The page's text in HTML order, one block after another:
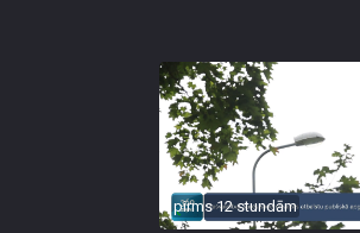
pirms 12 stundām